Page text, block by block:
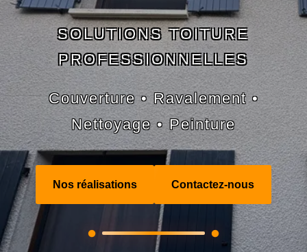
SOLUTIONS TOITURE
PROFESSIONNELLES
Couverture • Ravalement •
Nettoyage • Peinture
Nos réalisations Contactez-nous